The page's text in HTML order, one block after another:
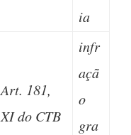
ia
Art. 181,
XI do CTB
infr
açã
o
gra